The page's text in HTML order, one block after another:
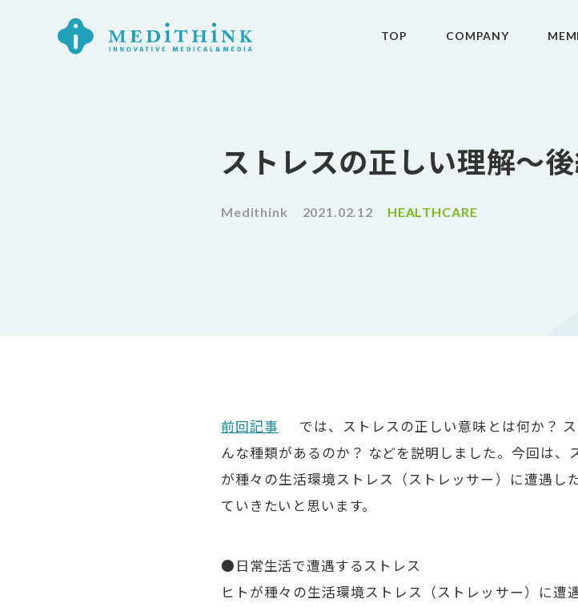
TOP COMPANY
ストレスの正しい理解〜
Medithink 2021.02.12 HEALTHCARE
前回記事
では、ストレスの正しい意味とは何か？
んな種類があるのか？ などを説明しました。今回は、
が種々の生活環境ストレス（ストレッサー）に遭遇し
ていきたいと思います。
●日常生活で遭遇するストレス
ヒトが種々の生活環境ストレス（ストレッサー）に遭